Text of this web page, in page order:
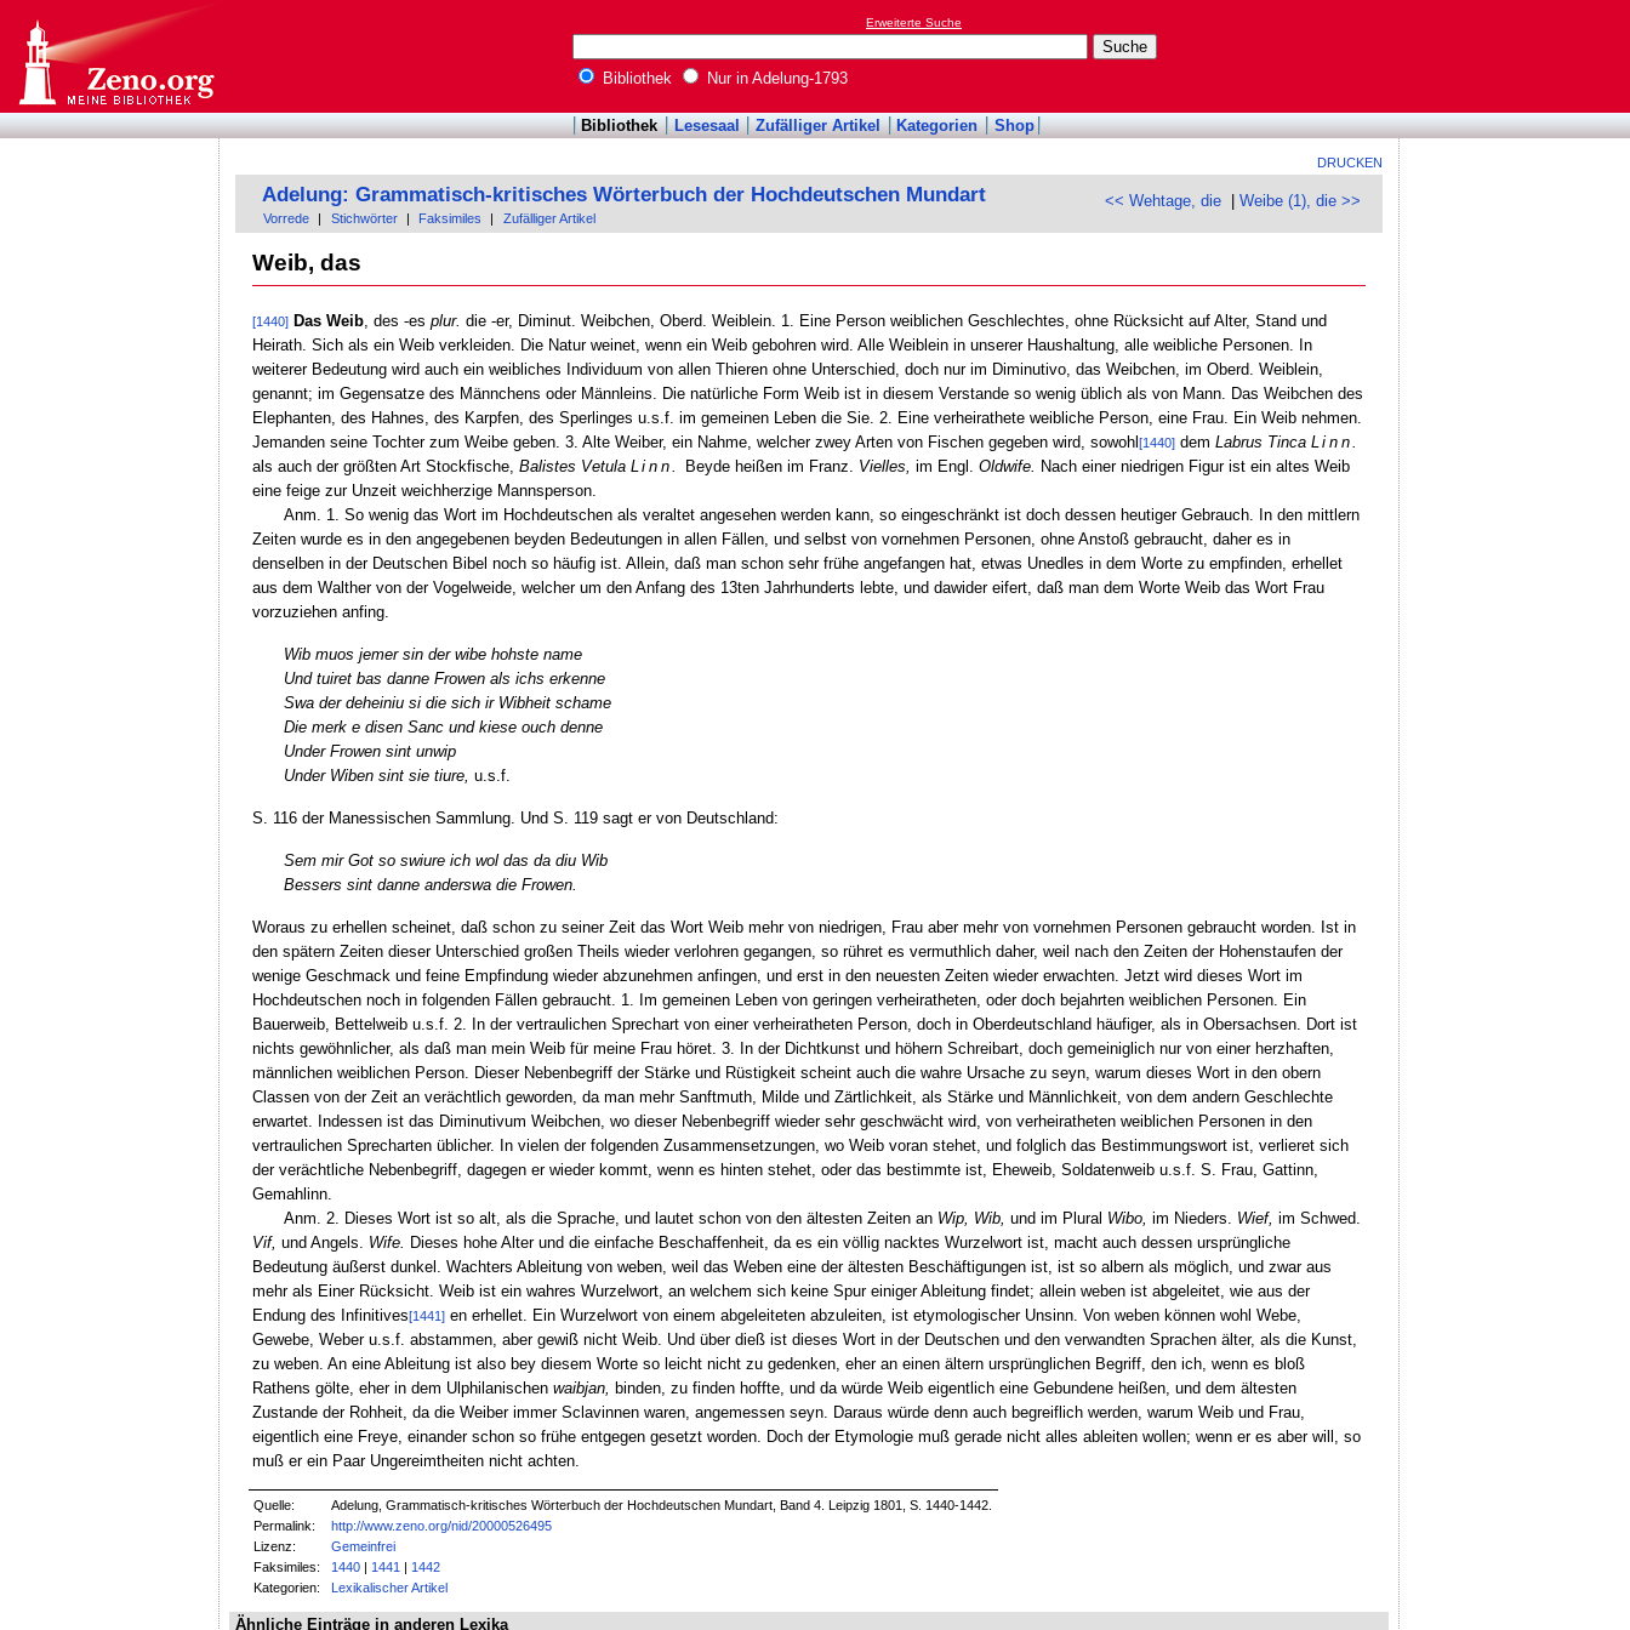
Erweiterte Suche
Bibliothek Nur in Adelung-1793
Bibliothek Lesesaal Zufälliger Artikel Kategorien Shop
DRUCKEN
<< Wehtage, die |Weibe (1), die >>
Adelung: Grammatisch-kritisches Wörterbuch der Hochdeutschen Mundart
Vorrede Stichwörter Faksimiles Zufälliger Artikel
Weib, das
[1440] Das Weib, des -es plur. die -er, Diminut. Weibchen, Oberd. Weiblein. 1. Eine Person weiblichen Geschlechtes, ohne Rücksicht auf Alter, Stand und
Heirath. Sich als ein Weib verkleiden. Die Natur weinet, wenn ein Weib gebohren wird. Alle Weiblein in unserer Haushaltung, alle weibliche Personen. In
weiterer Bedeutung wird auch ein weibliches Individuum von allen Thieren ohne Unterschied, doch nur im Diminutivo, das Weibchen, im Oberd. Weiblein,
genannt; im Gegensatze des Männchens oder Männleins. Die natürliche Form Weib ist in diesem Verstande so wenig üblich als von Mann. Das Weibchen des
Elephanten, des Hahnes, des Karpfen, des Sperlinges u.s.f. im gemeinen Leben die Sie. 2. Eine verheirathete weibliche Person, eine Frau. Ein Weib nehmen.
Jemanden seine Tochter zum Weibe geben. 3. Alte Weiber, ein Nahme, welcher zwey Arten von Fischen gegeben wird, sowohl [1440]dem Labrus Tinca Linn.
als auch der größten Art Stockfische, Balistes Vetula Linn. Beyde heißen im Franz. Vielles, im Engl. Oldwife.
Nach einer niedrigen Figur ist ein altes Weib
eine feige zur Unzeit weichherzige Mannsperson.
Anm. 1. So wenig das Wort im Hochdeutschen als veraltet angesehen werden kann, so eingeschränkt ist doch dessen heutiger Gebrauch. In den mittlern
Zeiten wurde es in den angegebenen beyden Bedeutungen in allen Fällen, und selbst von vornehmen Personen, ohne Anstoß gebraucht, daher es in
denselben in der Deutschen Bibel noch so häufig ist. Allein, daß man schon sehr frühe angefangen hat, etwas Unedles in dem Worte zu empfinden, erhellet
aus dem Walther von der Vogelweide, welcher um den Anfang des 13ten Jahrhunderts lebte, und dawider eifert, daß man dem Worte Weib das Wort Frau
vorzuziehen anfing.
Wib muos jemer sin der wibe hohste name
Und tuiret bas danne Frowen als ichs erkenne
Swa der deheiniu si die sich ir Wibheit schame
Die merk e disen Sanc und kiese ouch denne
Under Frowen sint unwip
Under Wiben sint sie tiure, u.s.f.
S. 116 der Manessischen Sammlung. Und S. 119 sagt er von Deutschland:
Sem mir Got so swiure ich wol das da diu Wib
Bessers sint danne anderswa die Frowen.
Woraus zu erhellen scheinet, daß schon zu seiner Zeit das Wort Weib mehr von niedrigen, Frau aber mehr von vornehmen Personen gebraucht worden. Ist in
den spätern Zeiten dieser Unterschied großen Theils wieder verlohren gegangen, so rühret es vermuthlich daher, weil nach den Zeiten der Hohenstaufen der
wenige Geschmack und feine Empfindung wieder abzunehmen anfingen, und erst in den neuesten Zeiten wieder erwachten. Jetzt wird dieses Wort im
Hochdeutschen noch in folgenden Fällen gebraucht. 1. Im gemeinen Leben von geringen verheiratheten, oder doch bejahrten weiblichen Personen. Ein
Bauerweib, Bettelweib u.s.f. 2. In der vertraulichen Sprechart von einer verheiratheten Person, doch in Oberdeutschland häufiger, als in Obersachsen. Dort ist
nichts gewöhnlicher, als daß man mein Weib für meine Frau höret. 3. In der Dichtkunst und höhern Schreibart, doch gemeiniglich nur von einer herzhaften,
männlichen weiblichen Person. Dieser Nebenbegriff der Stärke und Rüstigkeit scheint auch die wahre Ursache zu seyn, warum dieses Wort in den obern
Classen von der Zeit an verächtlich geworden, da man mehr Sanftmuth, Milde und Zärtlichkeit, als Stärke und Männlichkeit, von dem andern Geschlechte
erwartet. Indessen ist das Diminutivum Weibchen, wo dieser Nebenbegriff wieder sehr geschwächt wird, von verheiratheten weiblichen Personen in den
vertraulichen Sprecharten üblicher. In vielen der folgenden Zusammensetzungen, wo Weib voran stehet, und folglich das Bestimmungswort ist, verlieret sich
der verächtliche Nebenbegriff, dagegen er wieder kommt, wenn es hinten stehet, oder das bestimmte ist, Eheweib, Soldatenweib u.s.f. S. Frau, Gattinn,
Gemahlinn.
Anm. 2. Dieses Wort ist so alt, als die Sprache, und lautet schon von den ältesten Zeiten an Wip, Wib, und im Plural Wibo, im Nieders. Wief, im Schwed.
Vif, und Angels. Wife.
Dieses hohe Alter und die einfache Beschaffenheit, da es ein völlig nacktes Wurzelwort ist, macht auch dessen ursprüngliche
Bedeutung äußerst dunkel. Wachters Ableitung von weben, weil das Weben eine der ältesten Beschäftigungen ist, ist so albern als möglich, und zwar aus
mehr als Einer Rücksicht. Weib ist ein wahres Wurzelwort, an welchem sich keine Spur einiger Ableitung findet; allein weben ist abgeleitet, wie aus der
Endung des Infinitives[1441]en erhellet. Ein Wurzelwort von einem abgeleiteten abzuleiten, ist etymologischer Unsinn. Von weben können wohl Webe,
Gewebe, Weber u.s.f. abstammen, aber gewiß nicht Weib. Und über dieß ist dieses Wort in der Deutschen und den verwandten Sprachen älter, als die Kunst,
zu weben. An eine Ableitung ist also bey diesem Worte so leicht nicht zu gedenken, eher an einen ältern ursprünglichen Begriff, den ich, wenn es bloß
Rathens gölte, eher in dem Ulphilanischen waibjan,
binden, zu finden hoffte, und da würde Weib eigentlich eine Gebundene heißen, und dem ältesten
Zustande der Rohheit, da die Weiber immer Sclavinnen waren, angemessen seyn. Daraus würde denn auch begreiflich werden, warum Weib und Frau,
eigentlich eine Freye, einander schon so frühe entgegen gesetzt worden. Doch der Etymologie muß gerade nicht alles ableiten wollen; wenn er es aber will, so
muß er ein Paar Ungereimtheiten nicht achten.
Quelle:
Adelung, Grammatisch-kritisches Wörterbuch der Hochdeutschen Mundart, Band 4. Leipzig 1801, S. 1440-1442.
Permalink:
http://www.zeno.org/nid/20000526495
Lizenz:
Gemeinfrei
Faksimiles:
1440 |1441 |1442
Kategorien:
Lexikalischer Artikel
Ähnliche Einträge in anderen Lexika